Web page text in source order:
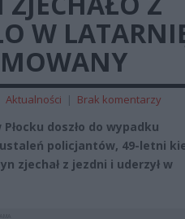
W
Aktualności | Brak komentarzy
doszło do wypadku
policjantów, 49-letni
zjechał z jezdni i uderzył w